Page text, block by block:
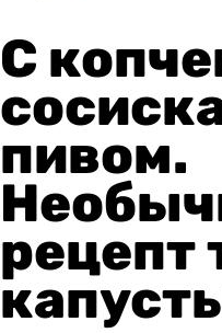
С
пивом.
рецепт